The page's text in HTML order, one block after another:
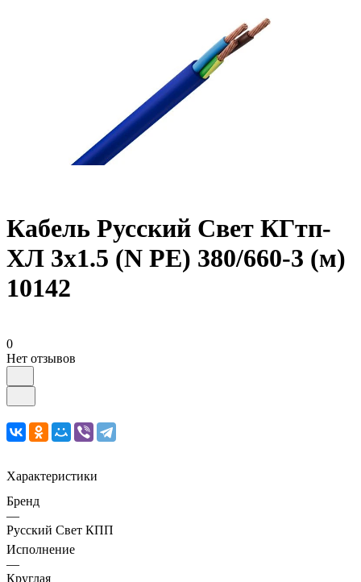
Кабель Русский Свет КГтп-
ХЛ 3х1.5 (N PE) 380/660-3 (м)
10142
0
Нет отзывов
Характеристики
Бренд
—
Русский Свет КПП
Исполнение
—
Круглая